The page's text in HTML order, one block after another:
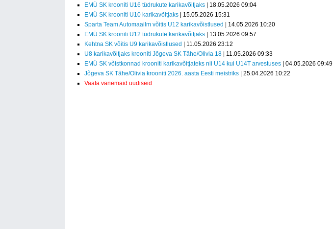
EMÜ SK krooniti U16 tüdrukute karikavõitjaks | 18.05.2026 09:04
EMÜ SK krooniti U10 karikavõitjaks | 15.05.2026 15:31
Sparta Team Automaailm võitis U12 karikavõistlused
| 14.05.2026 10:20
EMÜ SK krooniti U12 tüdrukute karikavõitjaks | 13.05.2026 09:57
Kehtna SK võitis U9 karikavõistlused
| 11.05.2026 23:12
U8 karikavõitjaks krooniti Jõgeva SK Tähe/Olivia 18 | 11.05.2026 09:33
EMÜ SK võistkonnad krooniti karikavõitjateks nii U14 kui U14T arvestuses | 04.05.2026 09:49
Jõgeva SK Tähe/Olivia krooniti 2026. aasta Eesti meistriks | 25.04.2026 10:22
Vaata vanemaid uudiseid